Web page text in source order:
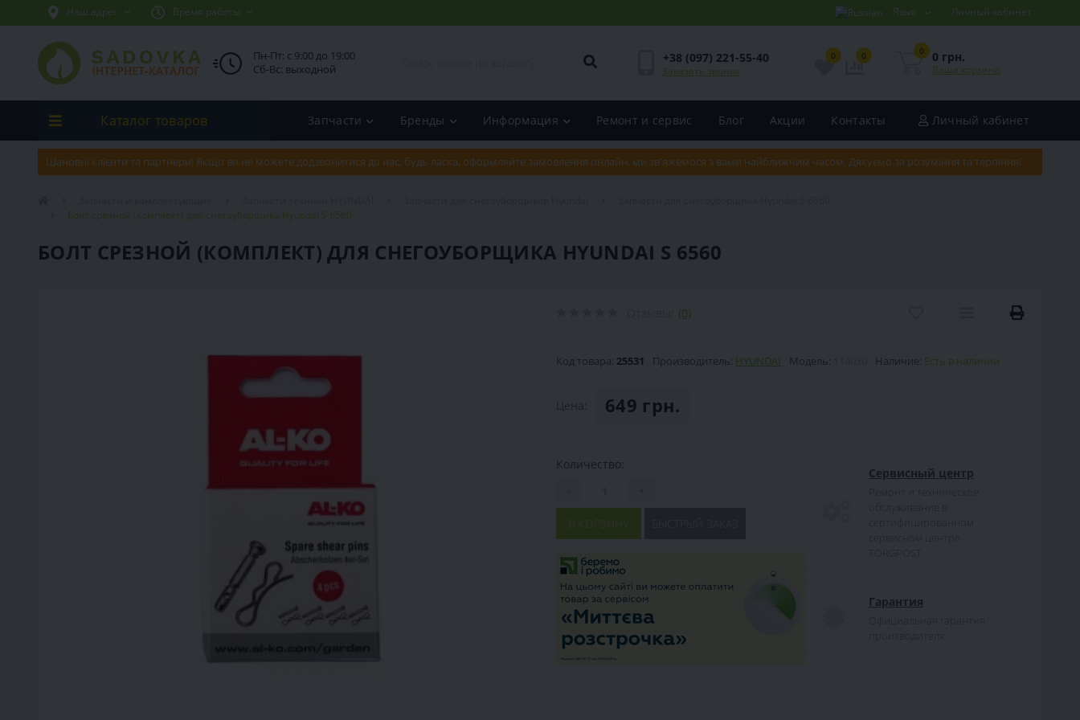
Наш адрес Время работы Язык Личный кабинет
Пн-Пт: с 9:00 до 19:00
Сб-Вс: выходной
+38 (097) 221-55-40
Заказать звонок
0 0 0 0 грн.
Ваша корзина
Каталог товаров Запчасти Бренды Информация Ремонт и сервис Блог Акции Контакты Личный кабинет
Шановні клієнти та партнери! Якщо ви не можете додзвонитися до нас, будь ласка, оформляйте замовлення онлайн, ми зв'яжемося з вами найближчим часом. Дякуємо за розуміння та терпіння!
Болт срезной (комплект) для снегоуборщика Hyundai S 6560
БОЛТ СРЕЗНОЙ (КОМПЛЕКТ) ДЛЯ СНЕГОУБОРЩИКА HYUNDAI S 6560
(0)
Код товара: 25531 Производитель: HYUNDAI Модель: Наличие: Есть в наличии
649 грн.
Количество:
В КОРЗИНУ
Сервисный центр
Гарантия